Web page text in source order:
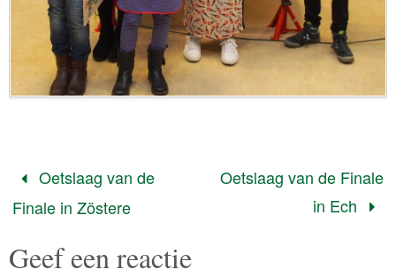
Oetslaag van de
Finale in Zöstere
Oetslaag van de Finale
in Ech
Geef een reactie